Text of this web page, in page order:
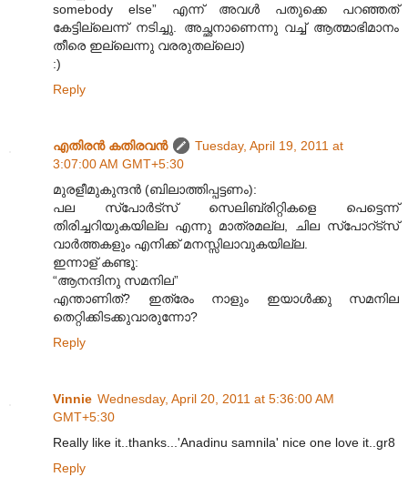
somebody else” എന്ന് അവൾ പതുക്കെ പറഞ്ഞത്
കേട്ടില്ലെന്ന് നടിച്ചു. അച്ഛനാണെന്നു വച്ച് ആത്മാഭിമാനം
തീരെ ഇല്ലെന്നു വരരുതല്ലൊ)
:)
Reply
എതിരന്‍ കതിരവന്‍
Tuesday, April 19, 2011 at
3:07:00 AM GMT+5:30
മുരളീമുകുന്ദൻ (ബിലാത്തിപ്പട്ടണം):
പല സ്പോർട്സ് സെലിബ്രിറ്റികളെ പെട്ടെന്ന്
തിരിച്ചറിയുകയില്ല എന്നു മാത്രമല്ല, ചില സ്പോറ്ട്സ്
വാർത്തകളും എനിക്ക് മനസ്സിലാവുകയില്ല.
ഇന്നാള് കണ്ടൂ:
“ആനന്ദിനു സമനില”
എന്താണിത്? ഇത്രേം നാളും ഇയാൾക്കു സമനില
തെറ്റിക്കിടക്കുവാരുന്നോ?
Reply
Vinnie Wednesday, April 20, 2011 at 5:36:00 AM
GMT+5:30
Really like it..thanks...'Anadinu samnila' nice one love it..gr8
Reply